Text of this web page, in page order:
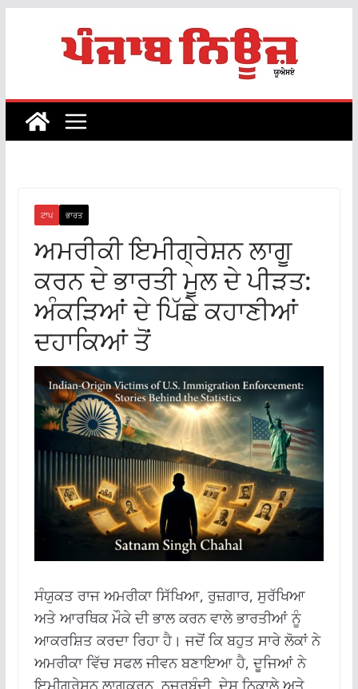
ਟਾਪ ਭਾਰਤ
ਅਮਰੀਕੀ ਇਮੀਗ੍ਰੇਸ਼ਨ ਲਾਗੂ
ਕਰਨ ਦੇ ਭਾਰਤੀ ਮੂਲ ਦੇ ਪੀੜਤ:
ਅੰਕੜਿਆਂ ਦੇ ਪਿੱਛੇ ਕਹਾਣੀਆਂ
ਦਹਾਕਿਆਂ ਤੋਂ
ਸੰਯੁਕਤ ਰਾਜ ਅਮਰੀਕਾ ਸਿੱਖਿਆ, ਰੁਜ਼ਗਾਰ, ਸੁਰੱਖਿਆ
ਅਤੇ ਆਰਥਿਕ ਮੌਕੇ ਦੀ ਭਾਲ ਕਰਨ ਵਾਲੇ ਭਾਰਤੀਆਂ ਨੂੰ
ਆਕਰਸ਼ਿਤ ਕਰਦਾ ਰਿਹਾ ਹੈ। ਜਦੋਂ ਕਿ ਬਹੁਤ ਸਾਰੇ ਲੋਕਾਂ ਨੇ
ਅਮਰੀਕਾ ਵਿੱਚ ਸਫਲ ਜੀਵਨ ਬਣਾਇਆ ਹੈ, ਦੂਜਿਆਂ ਨੇ
ਇਮੀਗ੍ਰੇਸ਼ਨ ਲਾਗੂਕਰਨ, ਨਜ਼ਰਬੰਦੀ, ਦੇਸ਼ ਨਿਕਾਲੇ ਅਤੇ